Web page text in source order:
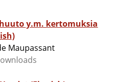
y.m. kertomuksia
Maupassant